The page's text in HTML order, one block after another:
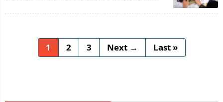
1 2 3 Next → Last »